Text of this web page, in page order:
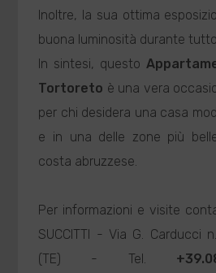
Inoltre, la sua ottima
buona luminosità durante
In sintesi, questo
Tortoreto è una vera
per chi desidera una casa
e in una delle zone più
costa abruzzese.
Per informazioni e visite
SUCCITTI - Via G. Carducci
(TE) - Tel.